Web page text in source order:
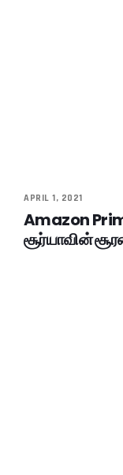
APRIL 1, 2021
Amazon
சூர்யாவின்